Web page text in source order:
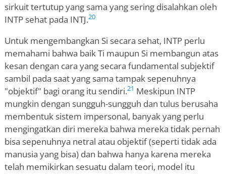
sirkuit tertutup yang sama yang sering disalahkan oleh
INTP sehat pada INTJ.20
Untuk mengembangkan Si secara sehat, INTP perlu
memahami bahwa baik Ti maupun Si membangun atas
kesan dengan cara yang secara fundamental subjektif
sambil pada saat yang sama tampak sepenuhnya
"objektif" bagi orang itu sendiri.21 Meskipun INTP
mungkin dengan sungguh-sungguh dan tulus berusaha
membentuk sistem impersonal, banyak yang perlu
mengingatkan diri mereka bahwa mereka tidak pernah
bisa sepenuhnya netral atau objektif (seperti tidak ada
manusia yang bisa) dan bahwa hanya karena mereka
telah memikirkan sesuatu dalam teori, model itu